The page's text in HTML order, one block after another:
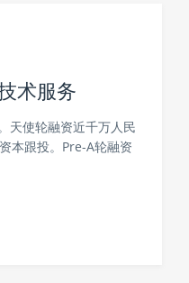
术服务
天使轮融资近千万人民
本跟投。Pre-A轮融资